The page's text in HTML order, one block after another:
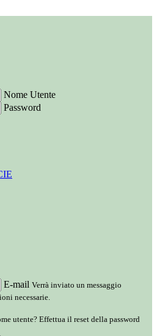
Nome Utente
Password
E-mail Verrà inviato un messaggio
necessarie.
utente? Effettua il reset della password